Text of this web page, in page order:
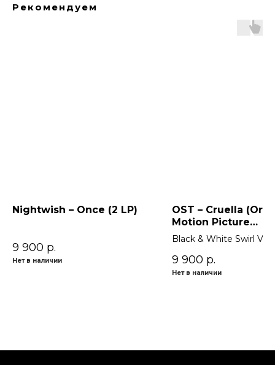
Рекомендуем
Nightwish – Once (2 LP)
9 900 р.
Нет в наличии
OST – Cruella
Motion Picture
Soundtrack) 2LP
Black & White Swirl
9 900 р.
Нет в наличии